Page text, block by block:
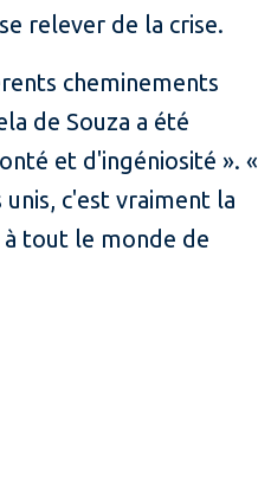
relever de la crise.
cheminements
de Souza a été
et d'ingéniosité ». «
c'est vraiment la
tout le monde de